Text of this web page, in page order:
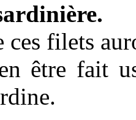
ces filets
être fait